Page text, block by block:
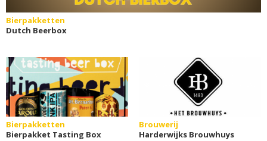
Bierpakketten
Dutch Beerbox
Bierpakketten
Bierpakket Tasting Box
Brouwerij
Harderwijks Brouwhuys